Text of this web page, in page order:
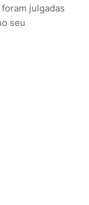
julgadas
seu